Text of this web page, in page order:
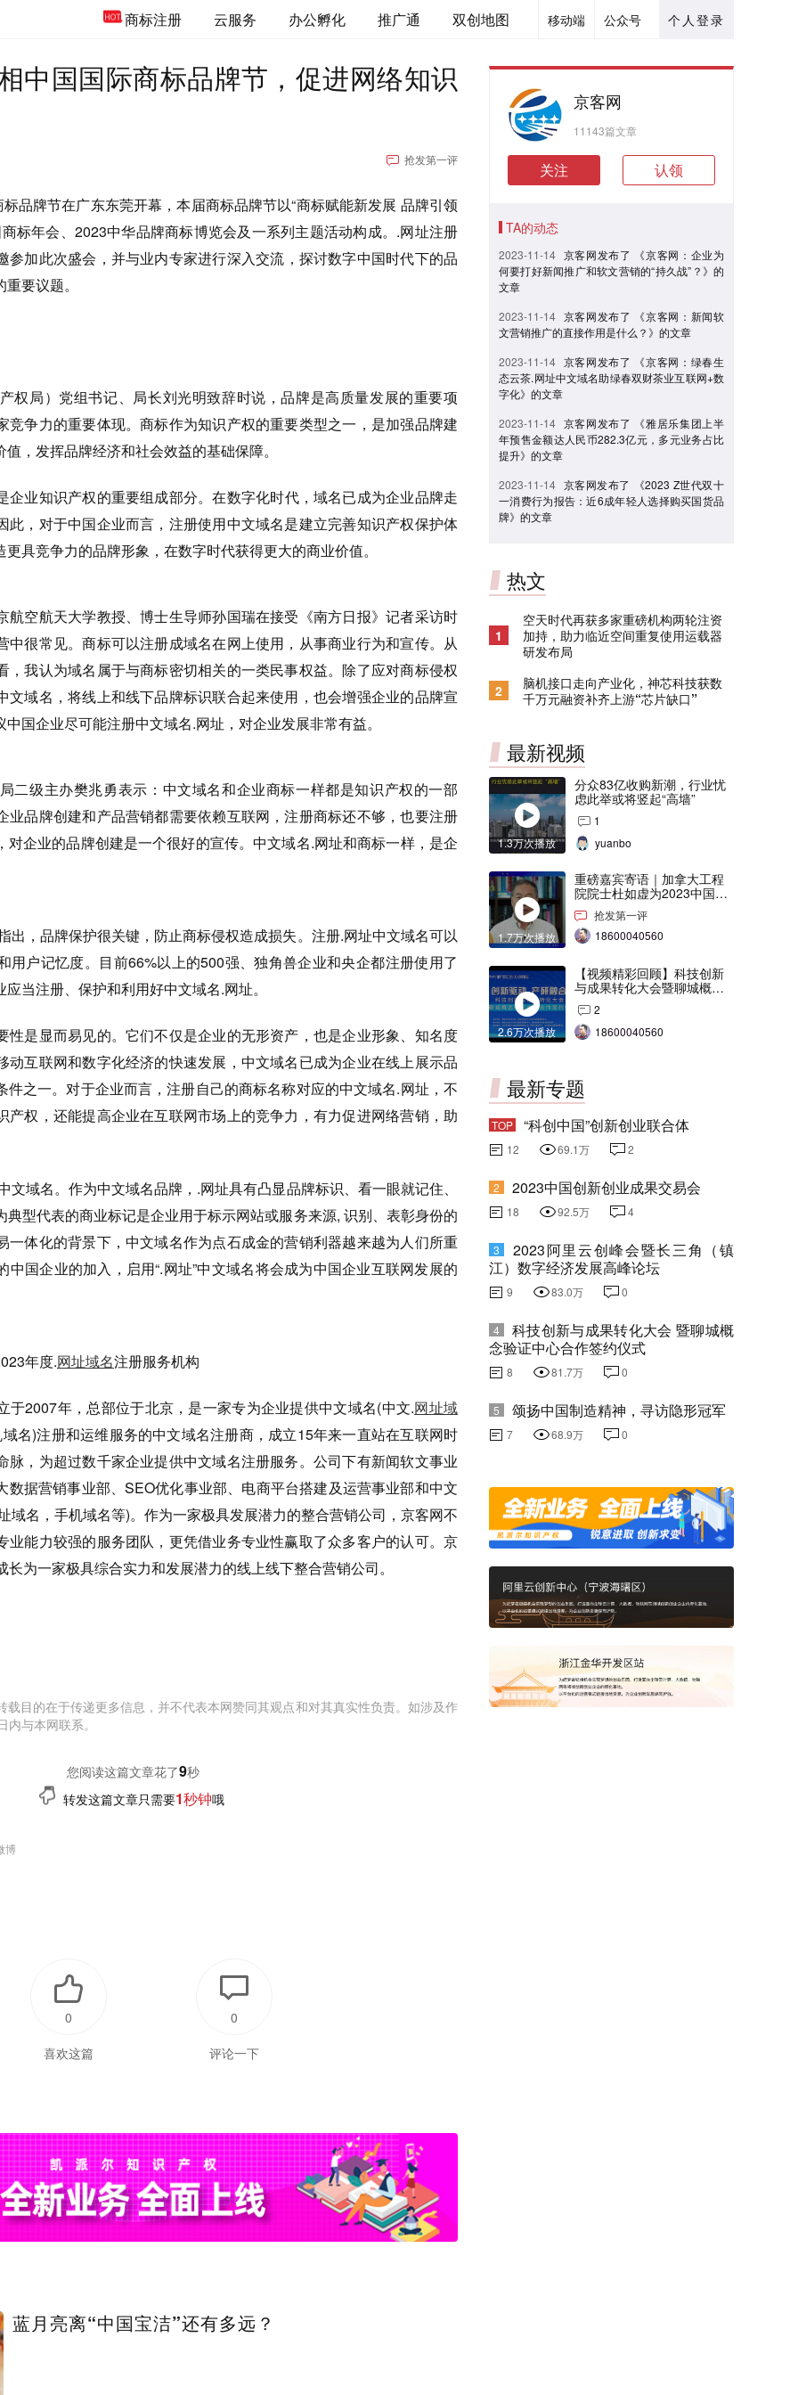
个人登录
公众号
移动端
商标注册 云服务 办公孵化 推广通 双创地图
中国国际商标品牌节，促进网络知识
抢发第一评
品牌节在广东东莞开幕，本届商标品牌节以“商标赋能新发展 品牌引领
标年会、2023中华品牌商标博览会及一系列主题活动构成。.网址注册
参加此次盛会，并与业内专家进行深入交流，探讨数字中国时代下的品
要议题。
权局）党组书记、局长刘光明致辞时说，品牌是高质量发展的重要项
竞争力的重要体现。商标作为知识产权的重要类型之一，是加强品牌建
，发挥品牌经济和社会效益的基础保障。
企业知识产权的重要组成部分。在数字化时代，域名已成为企业品牌走
此，对于中国企业而言，注册使用中文域名是建立完善知识产权保护体
具竞争力的品牌形象，在数字时代获得更大的商业价值。
航空航天大学教授、博士生导师孙国瑞在接受《南方日报》记者采访时
中很常见。商标可以注册成域名在网上使用，从事商业行为和宣传。从
，我认为域名属于与商标密切相关的一类民事权益。除了应对商标侵权
文域名，将线上和线下品牌标识联合起来使用，也会增强企业的品牌宣
国企业尽可能注册中文域名.网址，对企业发展非常有益。
二级主办樊兆勇表示：中文域名和企业商标一样都是知识产权的一部
业品牌创建和产品营销都需要依赖互联网，注册商标还不够，也要注册
对企业的品牌创建是一个很好的宣传。中文域名.网址和商标一样，是企
出，品牌保护很关键，防止商标侵权造成损失。注册.网址中文域名可以
用户记忆度。目前66%以上的500强、独角兽企业和央企都注册使用了
当注册、保护和利用好中文域名.网址。
性是显而易见的。它们不仅是企业的无形资产，也是企业形象、知名度
动互联网和数字化经济的快速发展，中文域名已成为企业在线上展示品
件之一。对于企业而言，注册自己的商标名称对应的中文域名.网址，不
产权，还能提高企业在互联网市场上的竞争力，有力促进网络营销，助
域名。作为中文域名品牌，.网址具有凸显品牌标识、看一眼就记住、
型代表的商业标记是企业用于标示网站或服务来源, 识别、表彰身份的
一体化的背景下，中文域名作为点石成金的营销利器越来越为人们所重
国企业的加入，启用“.网址”中文域名将会成为中国企业互联网发展的
年度.网址域名注册服务机构
于2007年，总部位于北京，是一家专为企业提供中文域名(中文.网址域
名)注册和运维服务的中文域名注册商，成立15年来一直站在互联网时
脉，为超过数千家企业提供中文域名注册服务。公司下有新闻软文事业
数据营销事业部、SEO优化事业部、电商平台搭建及运营事业部和中文
域名，手机域名等)。作为一家极具发展潜力的整合营销公司，京客网不
业能力较强的服务团队，更凭借业务专业性赢取了众多客户的认可。京
为一家极具综合实力和发展潜力的线上线下整合营销公司。
目的在于传递更多信息，并不代表本网赞同其观点和对其真实性负责。如涉及作
与本网联系。
您阅读这篇文章花了10秒
转发这篇文章只需要1秒钟哦
博
喜欢这篇
0
评论一下
0
蓝月亮离“中国宝洁”还有多远？
京客网
11143篇文章
关注 认领
TA的动态
2023-11-14 京客网发布了 《京客网：企业为
何要打好新闻推广和软文营销的“持久战”？》的
文章
2023-11-14 京客网发布了 《京客网：新闻软
文营销推广的直接作用是什么？》的文章
2023-11-14 京客网发布了 《京客网：绿春生
态云茶.网址中文域名助绿春双财茶业互联网+数
字化》的文章
2023-11-14 京客网发布了 《雅居乐集团上半
年预售金额达人民币282.3亿元，多元业务占比
提升》的文章
2023-11-14 京客网发布了 《2023 Z世代双十
一消费行为报告：近6成年轻人选择购买国货品
牌》的文章
热文
1
空天时代再获多家重磅机构两轮注资
加持，助力临近空间重复使用运载器
研发布局
2
脑机接口走向产业化，神芯科技获数
千万元融资补齐上游“芯片缺口”
最新视频
1.3万次播放
分众83亿收购新潮，行业忧
虑此举或将竖起“高墙”
1
yuanbo
1.7万次播放
重磅嘉宾寄语｜加拿大工程
院院士杜如虚为2023中国创
交会打Call！
抢发第一评
18600040560
2.6万次播放
【视频精彩回顾】科技创新
与成果转化大会暨聊城概念
验证中心合作签约仪式
2
18600040560
最新专题
TOP “科创中国”创新创业联合体
12 69.1万 2
2 2023中国创新创业成果交易会
18 92.5万 4
3
2023阿里云创峰会暨长三角（镇
江）数字经济发展高峰论坛
9 83.0万 0
4
科技创新与成果转化大会 暨聊城概
念验证中心合作签约仪式
8 81.7万 0
5 颂扬中国制造精神，寻访隐形冠军
7 68.9万 0